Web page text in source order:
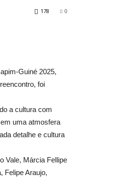
0
178
Guiné 2025,
foi
a cultura com
uma atmosfera
detalhe e cultura
Vale, Márcia Fellipe
Felipe Araujo,